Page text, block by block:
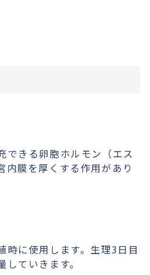
できる卵胞ホルモン（エス
内膜を厚くする作用があり
時に使用します。生理3日目
ていきます。